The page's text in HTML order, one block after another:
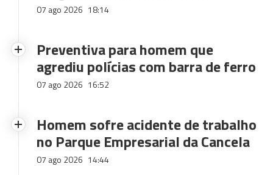
07 ago 2026 18:14
Preventiva para homem que
agrediu polícias com barra de ferro
07 ago 2026 16:52
Homem sofre acidente de trabalho
no Parque Empresarial da Cancela
07 ago 2026 14:44